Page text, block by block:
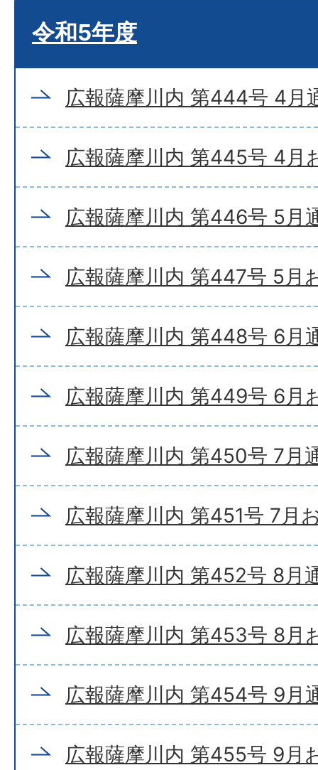
令和5年度
広報薩摩川内 第444号 4月
広報薩摩川内 第445号 4月
広報薩摩川内 第446号 5月
広報薩摩川内 第447号 5月
広報薩摩川内 第448号 6月
広報薩摩川内 第449号 6月
広報薩摩川内 第450号 7月
広報薩摩川内 第451号 7月
広報薩摩川内 第452号 8月
広報薩摩川内 第453号 8月
広報薩摩川内 第454号 9月
広報薩摩川内 第455号 9月